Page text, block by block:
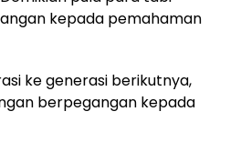
kepada pemahaman
ke generasi berikutnya,
berpegangan kepada